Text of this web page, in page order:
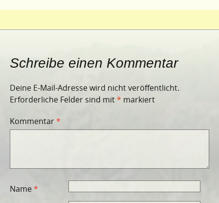
Schreibe einen Kommentar
Deine E-Mail-Adresse wird nicht veröffentlicht.
Erforderliche Felder sind mit* markiert
Kommentar*
Name*